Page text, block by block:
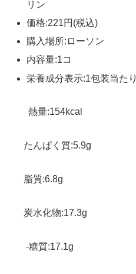
リン
価格:221円(税込)
購入場所:ローソン
内容量:1コ
栄養成分表示:1包装当たり
熱量:154kcal
たんぱく質:5.9g
脂質:6.8g
炭水化物:17.3g
-糖質:17.1g